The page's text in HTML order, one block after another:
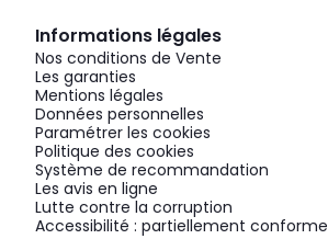
Informations légales
Nos conditions de Vente
Les garanties
Mentions légales
Données personnelles
Paramétrer les cookies
Politique des cookies
Système de recommandation
Les avis en ligne
Lutte contre la corruption
Accessibilité : partiellement conforme